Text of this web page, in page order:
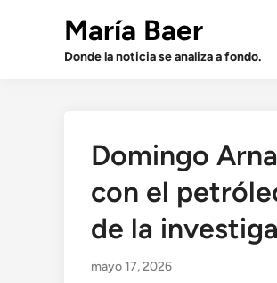
María Baer
Donde la noticia se analiza a fondo.
Domingo
con el
de la
mayo 17, 2026